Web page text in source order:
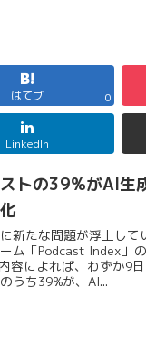
はてブ 0
LinkedIn
トの39%がAI生
新たな問題が浮上して
ム「Podcast Index」
容によれば、わずか9
うち39%が、AI...